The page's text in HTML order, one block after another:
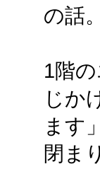
の話。
1階
じか
ます
閉ま